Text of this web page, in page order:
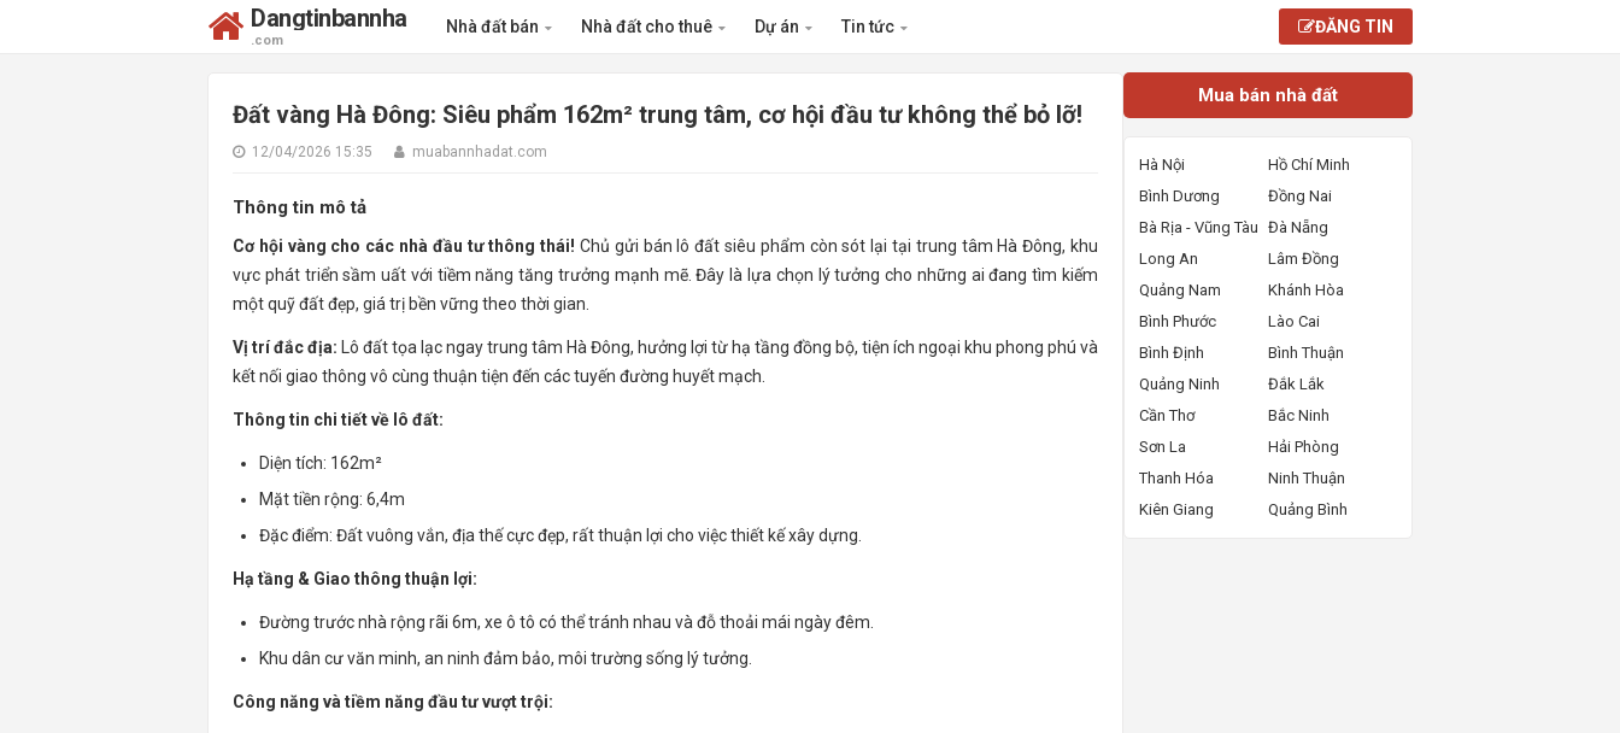
Dangtinbannha
.com
Nhà đất bán Nhà đất cho thuê Dự án Tin tức ĐĂNG TIN
Đất vàng Hà Đông: Siêu phẩm 162m² trung tâm, cơ hội đầu tư không thể bỏ lỡ!
12/04/2026 15:35 muabannhadat.com
Thông tin mô tả
Cơ hội vàng cho các nhà đầu tư thông thái! Chủ gửi bán lô đất siêu phẩm còn sót lại tại trung tâm Hà Đông, khu
vực phát triển sầm uất với tiềm năng tăng trưởng mạnh mẽ. Đây là lựa chọn lý tưởng cho những ai đang tìm kiếm
một quỹ đất đẹp, giá trị bền vững theo thời gian.
Vị trí đắc địa: Lô đất tọa lạc ngay trung tâm Hà Đông, hưởng lợi từ hạ tầng đồng bộ, tiện ích ngoại khu phong phú và
kết nối giao thông vô cùng thuận tiện đến các tuyến đường huyết mạch.
Thông tin chi tiết về lô đất:
Diện tích: 162m²
Mặt tiền rộng: 6,4m
Đặc điểm: Đất vuông vắn, địa thế cực đẹp, rất thuận lợi cho việc thiết kế xây dựng.
Hạ tầng & Giao thông thuận lợi:
Đường trước nhà rộng rãi 6m, xe ô tô có thể tránh nhau và đỗ thoải mái ngày đêm.
Khu dân cư văn minh, an ninh đảm bảo, môi trường sống lý tưởng.
Công năng và tiềm năng đầu tư vượt trội:
Mua bán nhà đất
Hà Nội
Hồ Chí Minh
Bình Dương
Đồng Nai
Bà Rịa - Vũng Tàu Đà Nẵng
Long An
Lâm Đồng
Quảng Nam
Khánh Hòa
Bình Phước
Lào Cai
Bình Định
Bình Thuận
Quảng Ninh
Đắk Lắk
Cần Thơ
Bắc Ninh
Sơn La
Hải Phòng
Thanh Hóa
Ninh Thuận
Kiên Giang
Quảng Bình